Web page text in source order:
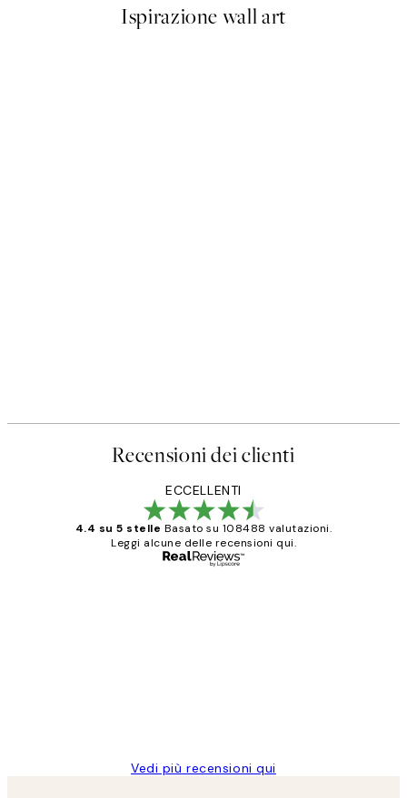
Ispirazione wall art
Recensioni dei clienti
ECCELLENTI
4.4 su 5 stelle Basato su 108488 valutazioni.
Leggi alcune delle recensioni qui.
Vedi più recensioni qui